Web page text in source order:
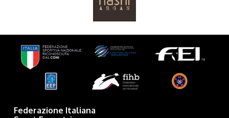
Federazione Italiana